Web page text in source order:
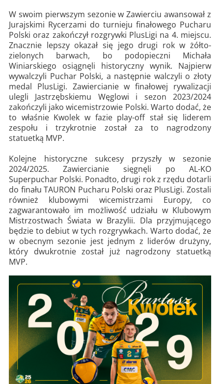
W swoim pierwszym sezonie w Zawierciu awansował z
Jurajskimi Rycerzami do turnieju finałowego Pucharu
Polski oraz zakończył rozgrywki PlusLigi na 4. miejscu.
Znacznie lepszy okazał się jego drugi rok w żółto-
zielonych barwach, bo podopieczni Michała
Winiarskiego osiągnęli historyczny wynik. Najpierw
wywalczyli Puchar Polski, a następnie walczyli o złoty
medal PlusLigi. Zawiercianie w finałowej rywalizacji
ulegli Jastrzębskiemu Węglowi i sezon 2023/2024
zakończyli jako wicemistrzowie Polski. Warto dodać, że
to właśnie Kwolek w fazie play-off stał się liderem
zespołu i trzykrotnie został za to nagrodzony
statuetką MVP.
Kolejne historyczne sukcesy przyszły w sezonie
2024/2025. Zawiercianie sięgnęli po AL-KO
Superpuchar Polski. Ponadto, drugi rok z rzędu dotarli
do finału TAURON Pucharu Polski oraz PlusLigi. Zostali
również klubowymi wicemistrzami Europy, co
zagwarantowało im możliwość udziału w Klubowym
Mistrzostwach Świata w Brazylii. Dla przyjmującego
będzie to debiut w tych rozgrywkach. Warto dodać, że
w obecnym sezonie jest jednym z liderów drużyny,
który dwukrotnie został już nagrodzony statuetką
MVP.